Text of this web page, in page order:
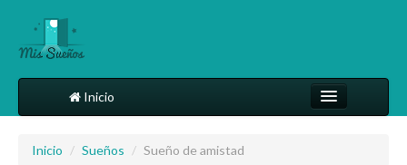
Inicio
Inicio / Sueños / Sueño de amistad